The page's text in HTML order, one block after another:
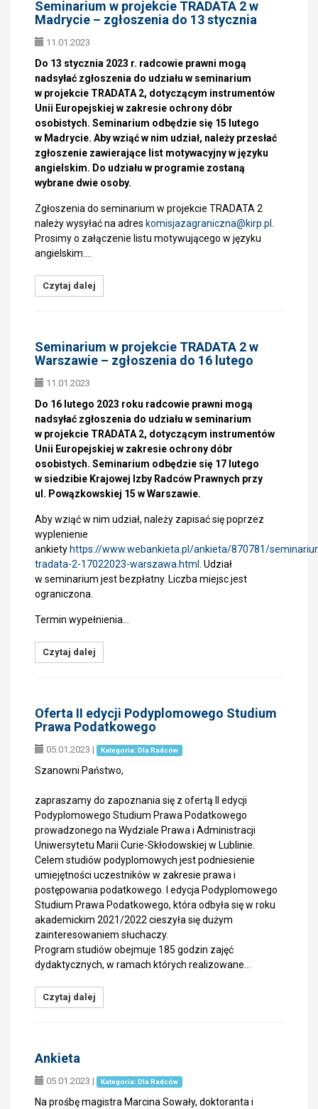
Seminarium w projekcie TRADATA 2 w
Madrycie – zgłoszenia do 13 stycznia
11.01.2023
Do 13 stycznia 2023 r. radcowie prawni mogą
nadsyłać zgłoszenia do udziału w seminarium
w projekcie TRADATA 2, dotyczącym instrumentów
Unii Europejskiej w zakresie ochrony dóbr
osobistych. Seminarium odbędzie się 15 lutego
w Madrycie. Aby wziąć w nim udział, należy przesłać
zgłoszenie zawierające list motywacyjny w języku
angielskim. Do udziału w programie zostaną
wybrane dwie osoby.
Zgłoszenia do seminarium w projekcie TRADATA 2
należy wysyłać na adres komisjazagraniczna@kirp.pl
Prosimy o załączenie listu motywującego w języku
angielskim.…
Czytaj dalej
Seminarium w projekcie TRADATA 2 w
Warszawie – zgłoszenia do 16 lutego
11.01.2023
Do 16 lutego 2023 roku radcowie prawni mogą
nadsyłać zgłoszenia do udziału w seminarium
w projekcie TRADATA 2, dotyczącym instrumentów
Unii Europejskiej w zakresie ochrony dóbr
osobistych. Seminarium odbędzie się 17 lutego
w siedzibie Krajowej Izby Radców Prawnych przy
ul. Powązkowskiej 15 w Warszawie.
Aby wziąć w nim udział, należy zapisać się poprzez
wyplenienie
ankiety https://www.webankieta.pl/ankieta/870781/
tradata-2-17022023-warszawa.html
. Udział
w seminarium jest bezpłatny. Liczba miejsc jest
ograniczona.
Termin wypełnienia…
Czytaj dalej
Oferta II edycji Podyplomowego Studium
Prawa Podatkowego
05.01.2023 | Kategoria: Dla Radców
Szanowni Państwo,
zapraszamy do zapoznania się z ofertą II edycji
Podyplomowego Studium Prawa Podatkowego
prowadzonego na Wydziale Prawa i Administracji
Uniwersytetu Marii Curie-Skłodowskiej w Lublinie.
Celem studiów podyplomowych jest podniesienie
umiejętności uczestników w zakresie prawa i
postępowania podatkowego. I edycja Podyplomowego
Studium Prawa Podatkowego, która odbyła się w roku
akademickim 2021/2022 cieszyła się dużym
zainteresowaniem słuchaczy.
Program studiów obejmuje 185 godzin zajęć
dydaktycznych, w ramach których realizowane…
Czytaj dalej
Ankieta
05.01.2023 | Kategoria: Dla Radców
Na prośbę magistra Marcina Sowały, doktoranta i